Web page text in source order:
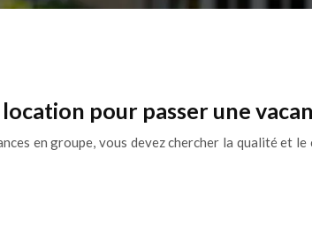
pour passer une
en groupe, vous devez chercher la qualité